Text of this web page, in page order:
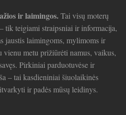
ir laimingos.Tai visų moterų
tik teigiami straipsniai ir informacija,
jaustis laimingoms, mylimoms ir
metu prižiūrėti namus, vaikus,
Pirkiniai parduotuvėse ir
– tai kasdieniniai šiuolaikinės
ir padės mūsų leidinys.